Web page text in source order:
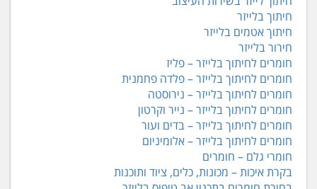
חיתוך בלייזר
חיתוך אטמים בלייזר
חירור בלייזר
חומרים לחיתוך בלייזר – פליז
חומרים לחיתוך בלייזר – פלדה פחמנית
חומרים לחיתוך בלייזר – נירוסטה
חומרים לחיתוך בלייזר – נייר וקרטון
חומרים לחיתוך בלייזר – בדים ועור
חומרים לחיתוך בלייזר – אלומיניום
חומרי גלם – חומרים
בקרת איכות – מכונות, כלים, ציוד ותוכנות